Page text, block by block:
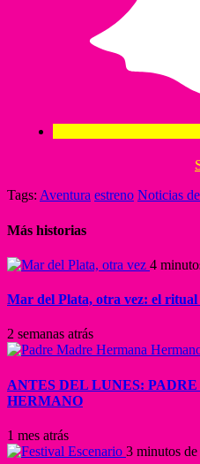
Tags: Aventura estreno Noticias
Más historias
4
Mar del Plata, otra vez: el ritual
2 semanas atrás
ANTES DEL LUNES:
HERMANO
1 mes atrás
3 minutos de